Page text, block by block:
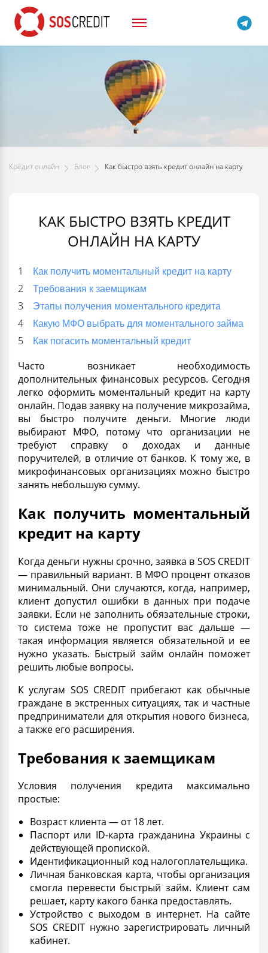
Кредит онлайн Блог Как быстро взять кредит онлайн на карту
КАК БЫСТРО ВЗЯТЬ КРЕДИТ
ОНЛАЙН НА КАРТУ
Как получить моментальный кредит на карту
Требования к заемщикам
Этапы получения моментального кредита
Какую МФО выбрать для моментального займа
Как погасить моментальный кредит
Часто возникает необходимость
дополнительных финансовых ресурсов. Сегодня
легко оформить моментальный кредит на карту
онлайн. Подав заявку на получение микрозайма,
вы быстро получите деньги. Многие люди
выбирают МФО, потому что организации не
требуют справку о доходах и данные
поручителей, в отличие от банков. К тому же, в
микрофинансовых организациях можно быстро
занять небольшую сумму.
Как получить моментальный
кредит на карту
Когда деньги нужны срочно, заявка в SOS CREDIT
— правильный вариант. В МФО процент отказов
минимальный. Они случаются, когда, например,
клиент допустил ошибки в данных при подаче
заявки. Если не заполнить обязательные строки,
то система тоже не пропустит вас дальше —
такая информация является обязательной и ее
нужно указать. Быстрый займ онлайн поможет
решить любые вопросы.
К услугам SOS CREDIT прибегают как обычные
граждане в экстренных ситуациях, так и частные
предприниматели для открытия нового бизнеса,
а также его расширения.
Требования к заемщикам
Условия получения кредита максимально
простые:
Возраст клиента — от 18 лет.
Паспорт или ID-карта гражданина Украины с
действующей пропиской.
Идентификационный код налогоплательщика.
Личная банковская карта, чтобы организация
смогла перевести быстрый займ. Клиент сам
решает, карту какого банка предоставлять.
Устройство с выходом в интернет. На сайте
SOS CREDIT нужно зарегистрировать личный
кабинет.